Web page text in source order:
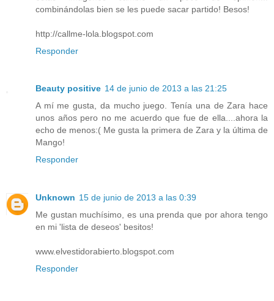
combinándolas bien se les puede sacar partido! Besos!
http://callme-lola.blogspot.com
Responder
Beauty positive 14 de junio de 2013 a las 21:25
A mí me gusta, da mucho juego. Tenía una de Zara hace
unos años pero no me acuerdo que fue de ella....ahora la
echo de menos:( Me gusta la primera de Zara y la última de
Mango!
Responder
Unknown 15 de junio de 2013 a las 0:39
Me gustan muchísimo, es una prenda que por ahora tengo
en mi 'lista de deseos' besitos!
www.elvestidorabierto.blogspot.com
Responder